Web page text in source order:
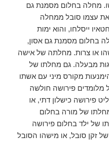
מחלה בחלום מסמנת גם
עצמו סובל ממחלה
ייסלחו, והוא ימות
בחלום מסמנת גם אסון,
או צרות. מחלתה של אישה
מבעלה. גם מחלתו של
מקורס מיני עם אשתו
פירושה חולשה
פירושה כישלון דתי, או
של מורה בחלום
של ילד בחלום פירושה
של זקן סובל, או מישהו הסובל